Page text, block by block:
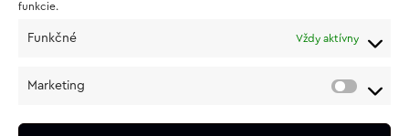
funkcie.
Funkčné Vždy aktívny
Marketing
Vrátenie a reklamácia tovaru